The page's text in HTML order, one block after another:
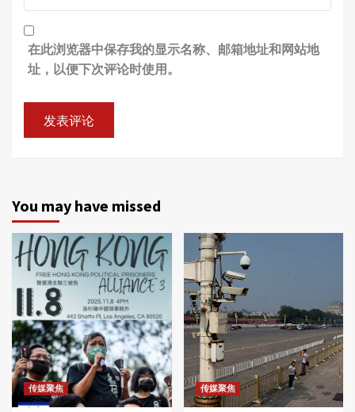
在此浏览器中保存我的显示名称、邮箱地址和网站地
址，以便下次评论时使用。
You may have missed
传媒聚焦 传媒聚焦